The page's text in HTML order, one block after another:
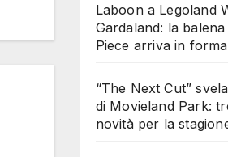
Laboon a Legoland
Gardaland: la balena
Piece arriva in
“The Next Cut”
di Movieland Park:
novità per la